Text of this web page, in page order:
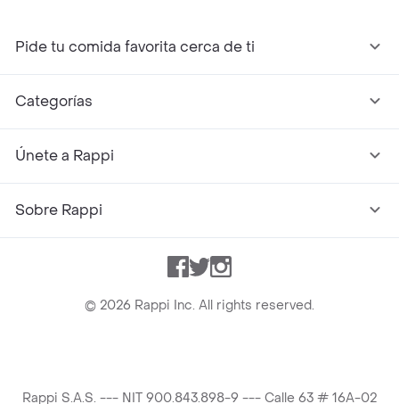
Pide tu comida favorita cerca de ti
Categorías
Únete a Rappi
Sobre Rappi
Facebook
TwitterInstagram
© 2026 Rappi Inc. All rights reserved.
Rappi S.A.S. --- NIT 900.843.898-9 --- Calle 63 # 16A-02